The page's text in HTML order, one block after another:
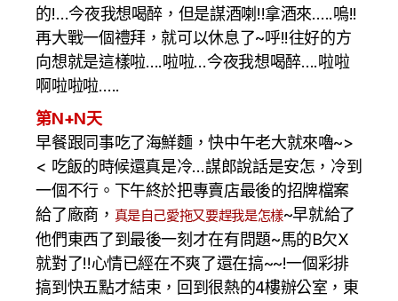
的!…今夜我想喝醉，但是謀酒喇!!拿酒來…..嗚!!
再大戰一個禮拜，就可以休息了~呼!!往好的方
向想就是這樣啦….啦啦…今夜我想喝醉….啦啦
啊啦啦啦…..
第N+N天
早餐跟同事吃了海鮮麵，快中午老大就來嚕~>
< 吃飯的時候還真是冷…謀郎說話是安怎，冷到
一個不行。下午終於把專賣店最後的招牌檔案
給了廠商， 真是自己愛拖又要趕我是怎樣~早就給了
他們東西了到最後一刻才在有問題~馬的B欠X
就對了!!心情已經在不爽了還在搞~~!一個彩排
搞到快五點才結束，回到很熱的4樓辦公室，東